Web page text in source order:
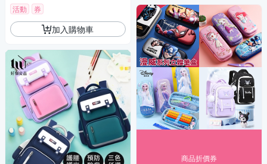
活動 券
加入購物車
商品折價券